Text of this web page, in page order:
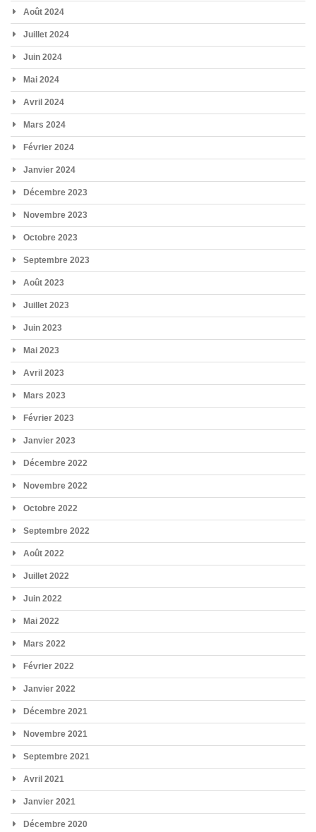
Août 2024
Juillet 2024
Juin 2024
Mai 2024
Avril 2024
Mars 2024
Février 2024
Janvier 2024
Décembre 2023
Novembre 2023
Octobre 2023
Septembre 2023
Août 2023
Juillet 2023
Juin 2023
Mai 2023
Avril 2023
Mars 2023
Février 2023
Janvier 2023
Décembre 2022
Novembre 2022
Octobre 2022
Septembre 2022
Août 2022
Juillet 2022
Juin 2022
Mai 2022
Mars 2022
Février 2022
Janvier 2022
Décembre 2021
Novembre 2021
Septembre 2021
Avril 2021
Janvier 2021
Décembre 2020